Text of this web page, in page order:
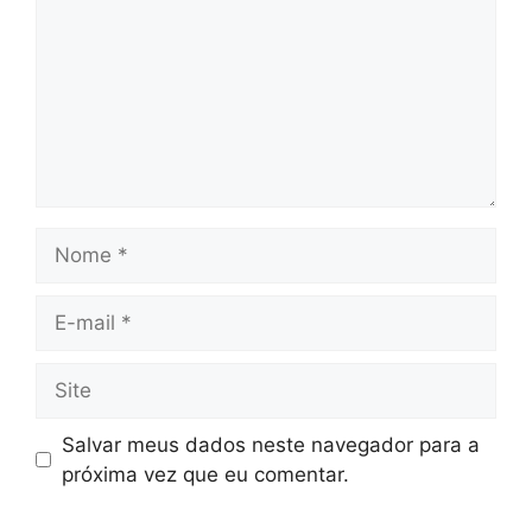
mail
Salvar meus dados neste navegador para a
próxima vez que eu comentar.